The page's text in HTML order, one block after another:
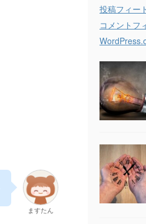
ますたん
投稿フィー
コメントフ